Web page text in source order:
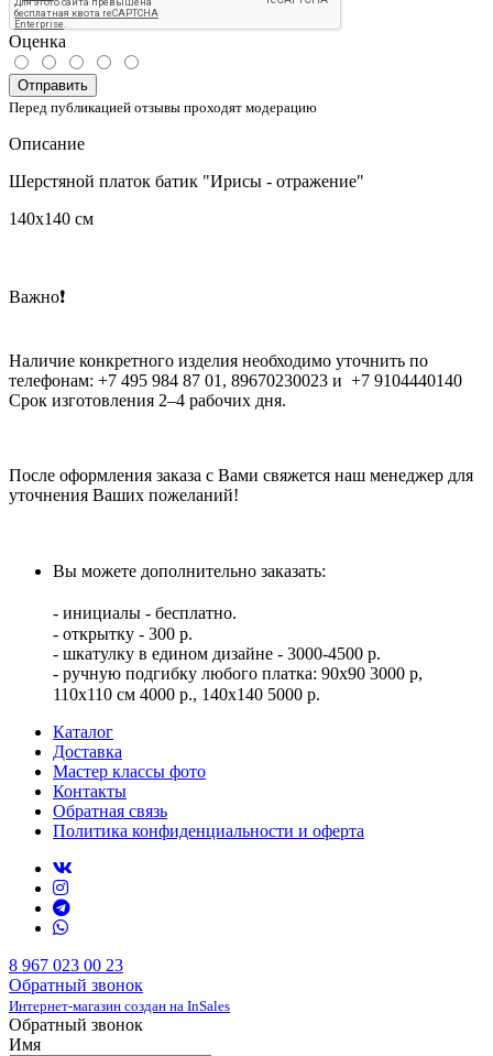
Оценка
Отправить
Перед публикацией отзывы проходят модерацию
Описание
Шерстяной платок батик "Ирисы - отражение"
140х140 см
Важно❗️
Наличие конкретного изделия необходимо уточнить по
телефонам: +7 495 984 87 01, 89670230023 и +7 9104440140
Срок изготовления 2–4 рабочих дня.
После оформления заказа с Вами свяжется наш менеджер для
уточнения Ваших пожеланий!
Вы можете дополнительно заказать:⠀
- инициалы - бесплатно.⠀
- открытку - 300 р. ⠀
- шкатулку в едином дизайне - 3000-4500 р.
- ручную подгибку любого платка: 90х90 3000 р,
110х110 см 4000 р., 140х140 5000 р. ⠀
Каталог
Доставка
Мастер классы фото
Контакты
Обратная связь
Политика конфиденциальности и оферта
8 967 023 00 23
Обратный звонок
Интернет-магазин создан на InSales
Обратный звонок
Имя